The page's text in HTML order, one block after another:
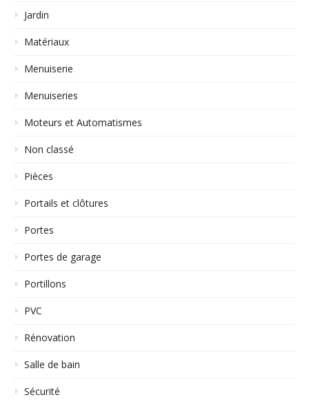
Jardin
Matériaux
Menuiserie
Menuiseries
Moteurs et Automatismes
Non classé
Pièces
Portails et clôtures
Portes
Portes de garage
Portillons
PVC
Rénovation
Salle de bain
Sécurité